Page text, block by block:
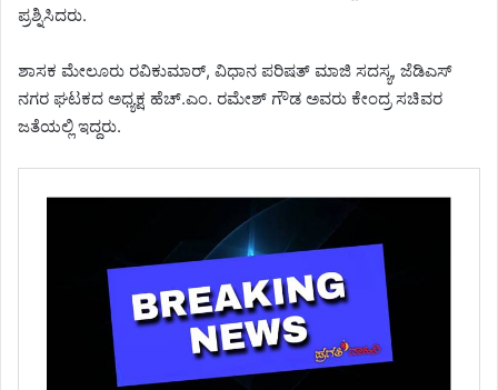
ಪ್ರಶ್ನಿಸಿದರು.
ಶಾಸಕ ಮೇಲೂರು ರವಿಕುಮಾರ್, ವಿಧಾನ ಪರಿಷತ್ ಮಾಜಿ ಸದಸ್ಯ, ಜೆಡಿಎಸ್
ನಗರ ಘಟಕದ ಅಧ್ಯಕ್ಷ ಹೆಚ್.ಎಂ. ರಮೇಶ್ ಗೌಡ ಅವರು ಕೇಂದ್ರ ಸಚಿವರ
ಜತೆಯಲ್ಲಿ ಇದ್ದರು.